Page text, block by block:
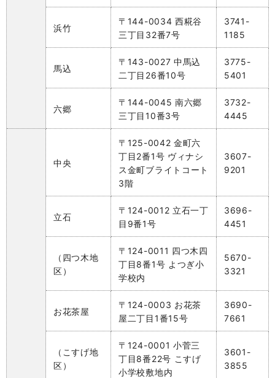
浜竹
〒144-0034 西糀谷
三丁目32番7号
3741-
1185
馬込
〒143-0027 中馬込
二丁目26番10号
3775-
5401
六郷
〒144-0045 南六郷
三丁目10番3号
3732-
4445
中央
〒125-0042 金町六
丁目2番1号 ヴィナシ
ス金町ブライトコート
3階
3607-
9201
立石
〒124-0012 立石一丁
目9番1号
3696-
4451
（四つ木地
区）
〒124-0011 四つ木四
丁目8番1号 よつぎ小
学校内
5670-
3321
お花茶屋
〒124-0003 お花茶
屋二丁目1番15号
3690-
7661
（こすげ地
区）
〒124-0001 小菅三
丁目8番22号 こすげ
小学校敷地内
3601-
3855